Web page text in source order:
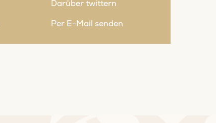
Darüber twittern
Per E-Mail senden